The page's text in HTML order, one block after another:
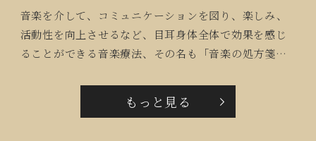
音楽を介して、コミュニケーションを図り、楽しみ、
活動性を向上させるなど、目耳身体全体で効果を感じ
ることができる音楽療法、その名も「音楽の処方箋」
もっと見る